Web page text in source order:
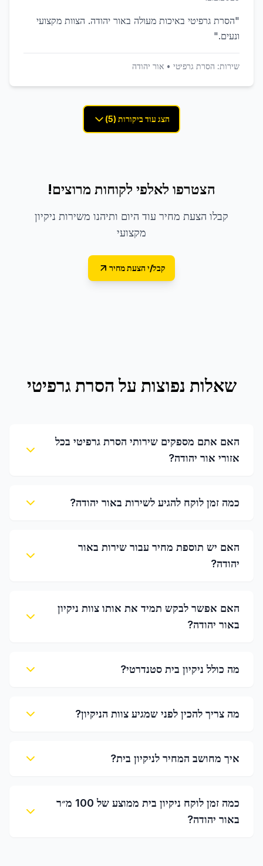
"הסרת גרפיטי באיכות מעולה באור יהודה. הצוות מקצועי
ונעים."
שירות: הסרת גרפיטי • אור יהודה
הצג עוד ביקורות (5)
הצטרפו לאלפי לקוחות מרוצים!
קבלו הצעת מחיר עוד היום ותיהנו משירות ניקיון
מקצועי
קבל/י הצעת מחיר
שאלות נפוצות עלהסרת גרפיטי
האם אתם מספקים שירותי הסרת גרפיטי בכל
אזורי אור יהודה?
כמה זמן לוקח להגיע לשירות באור יהודה?
האם יש תוספת מחיר עבור שירות באור
יהודה?
האם אפשר לבקש תמיד את אותו צוות ניקיון
באור יהודה?
מה כולל ניקיון בית סטנדרטי?
מה צריך להכין לפני שמגיע צוות הניקיון?
איך מחושב המחיר לניקיון בית?
כמה זמן לוקח ניקיון בית ממוצע של 100 מ״ר
באור יהודה?